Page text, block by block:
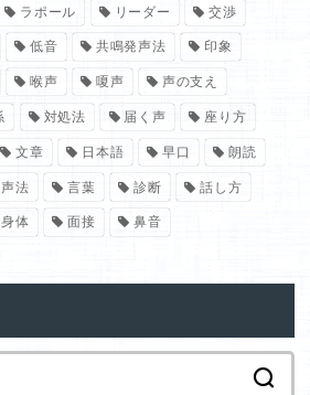
ラポール リーダー 交渉
低音 共鳴発声法 印象
喉声 嗄声 声の支え
対処法 届く声 座り方
文章 日本語 早口 朗読
法 言葉 診断 話し方
身体 面接 鼻音